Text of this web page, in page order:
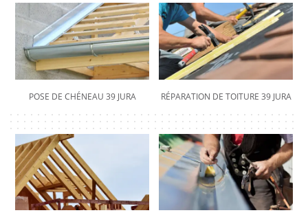
POSE DE CHÉNEAU 39 JURA RÉPARATION DE TOITURE 39 JURA